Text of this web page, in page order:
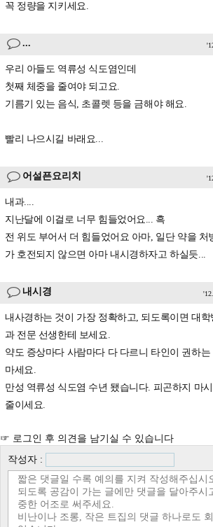
꼭 정량을 지키세요.
...
우리 아들도 역류성 식도염인데
첫째 체중을 줄여야 되고요.
기름기 있는 음식, 초콜렛 등을 금해야 해요.
빨리 나으시길 바래요...
어설픈요리치
내과....
지난달에 이걸로 너무 힘들었어요... 흑
전 위도 부어서 더 힘들었어요 아마, 일단 약을 처
가 호전되지 않으면 아마 내시경하자고 하실듯...
내시경
내사경하는 것이 가장 정확하고, 되도록이면 대학
과 전문 선생한테 보세요.
약도 증상마다 사람마다 다 다르니 타인이 권하는
마세요.
만성 역류성 식도염 수년 됐습니다. 피곤하지 마
줄이세요.
☞ 로그인 후 의견을 남기실 수 있습니다
작성자 :